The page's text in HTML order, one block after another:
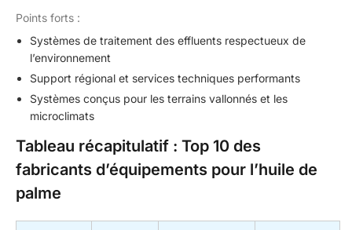
Points forts :
Systèmes de traitement des effluents respectueux de
l’environnement
Support régional et services techniques performants
Systèmes conçus pour les terrains vallonnés et les
microclimats
Tableau récapitulatif : Top 10 des
fabricants d’équipements pour l’huile de
palme